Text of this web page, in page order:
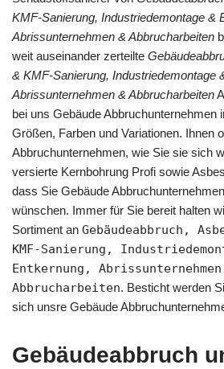
KMF-Sanierung, Industriedemontage &
Abrissunternehmen & Abbrucharbeiten
weit auseinander zerteilte
& KMF-Sanierung, Industriedemontage
Abrissunternehmen & Abbrucharbeiten
bei uns Gebäude Abbruchunternehmen
Größen, Farben und Variationen. Ihnen
Abbruchunternehmen, wie Sie sie sich
versierte Kernbohrung Profi sowie
dass Sie Gebäude
wünschen. Immer für Sie bereit halten
Sortiment an Gebäudeabbruch,
KMF-Sanierung,
Entkernung,
Abbrucharbeiten. Besticht werden
sich unsre Gebäude
Gebäudeabbruch